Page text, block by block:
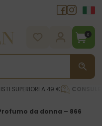
0
SUPERIORI A 49 €
da donna – 866